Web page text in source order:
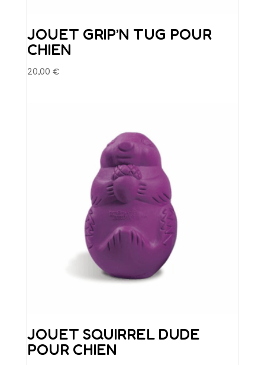
JOUET GRIP’N TUG POUR
CHIEN
20,00 €
JOUET SQUIRREL DUDE
POUR CHIEN